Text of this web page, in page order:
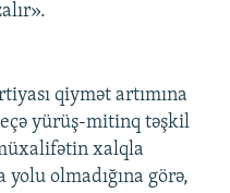
qiymət artımına
yürüş-mitinq təşkil
xalqla
olmadığına görə,